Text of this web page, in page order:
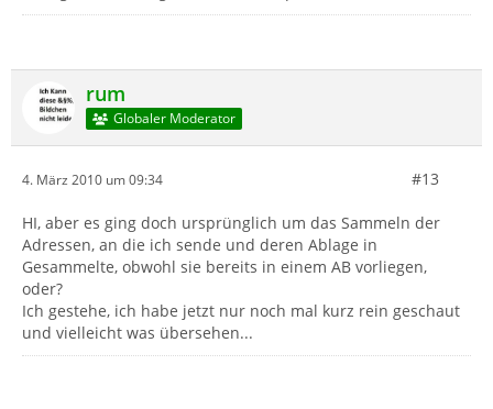
rum
Globaler Moderator
4. März 2010 um 09:34 #13
HI, aber es ging doch ursprünglich um das Sammeln der
Adressen, an die ich sende und deren Ablage in
Gesammelte, obwohl sie bereits in einem AB vorliegen,
oder?
Ich gestehe, ich habe jetzt nur noch mal kurz rein geschaut
und vielleicht was übersehen...